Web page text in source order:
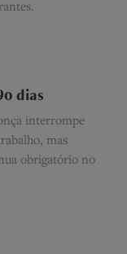
dias
interrompe
mas
obrigatório no